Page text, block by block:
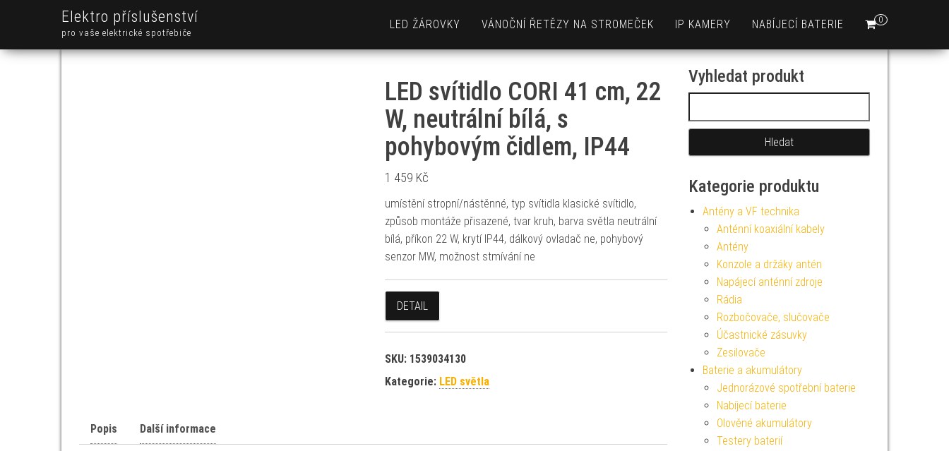
Elektro příslušenství
pro vaše elektrické spotřebiče
0
LED ŽÁROVKY VÁNOČNÍ ŘETĚZY NA STROMEČEK IP KAMERY NABÍJECÍ BATERIE
LED svítidlo CORI 41 cm, 22
W, neutrální bílá, s
pohybovým čidlem, IP44
1 459 Kč
umístění stropní/nástěnné, typ svítidla klasické svítidlo,
způsob montáže přisazené, tvar kruh, barva světla neutrální
bílá, příkon 22 W, krytí IP44, dálkový ovladač ne, pohybový
senzor MW, možnost stmívání ne
DETAIL
SKU: 1539034130
Kategorie: LED světla
Popis Další informace
Vyhledat produkt
Kategorie produktu
Antény a VF technika
Anténní koaxiální kabely
Antény
Konzole a držáky antén
Napájecí anténní zdroje
Rádia
Rozbočovače, slučovače
Účastnické zásuvky
Zesilovače
Baterie a akumulátory
Jednorázové spotřební baterie
Nabíjecí baterie
Olověné akumulátory
Testery baterií